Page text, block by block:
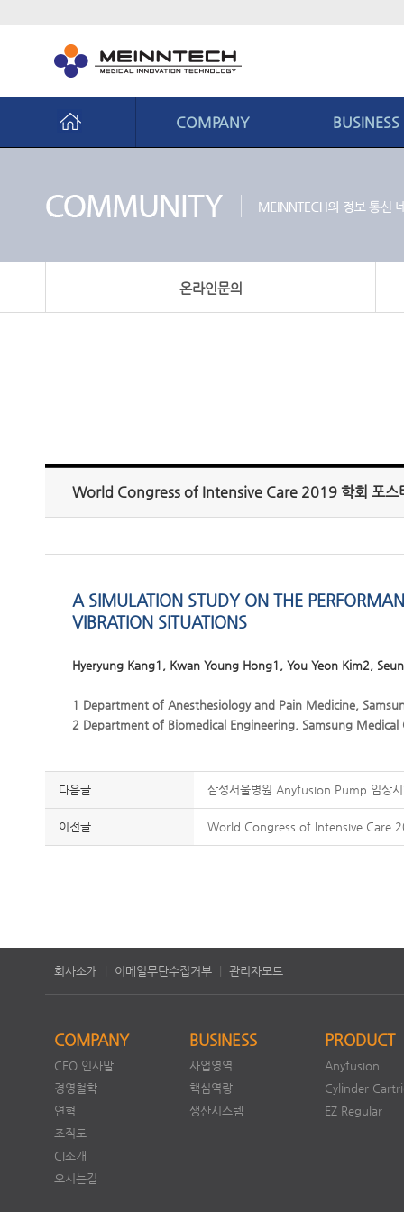
COMPANY
회사소개
연혁
조직도
BUSINESS
비지니스
온라인문의
World Congress of Intensive Care 2019 학회 포스
A SIMULATION STUDY ON THE
VIBRATION SITUATIONS
Hyeryung Kang1, Kwan Young Hong1, You Yeon Kim2,
1 Department of Anesthesiology and Pain Medicine,
2 Department of Biomedical Engineering, Samsung
다음글 삼성서울병원 Anyfusion Pump 임상
이전글 World Congress of Intensive Care
회사소개 이메일무단수집거부 관리자모드
COMPANY
CEO 인사말
경영철학
연혁
조직도
CI소개
오시는길
BUSINESS
사업영역
핵심역량
생산시스템
PRODUCT
Anyfusion
Cylinder
EZ Regular